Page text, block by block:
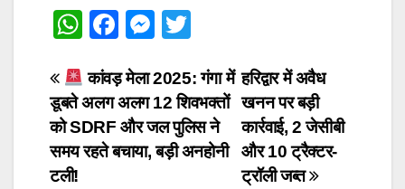
W
at
s
A
p
F
c
e
b
M
ss
e
n
g
tt
er
Post
navigation
हरिद्वार में अवैध
खनन पर बड़ी
कार्रवाई, 2 जेसीबी
और 10 ट्रैक्टर-
ट्रॉली जब्त
कांवड़ मेला 2025: गंगा में
डूबते अलग अलग 12 शिवभक्तों
को SDRF और जल पुलिस ने
समय रहते बचाया, बड़ी अनहोनी
टली!